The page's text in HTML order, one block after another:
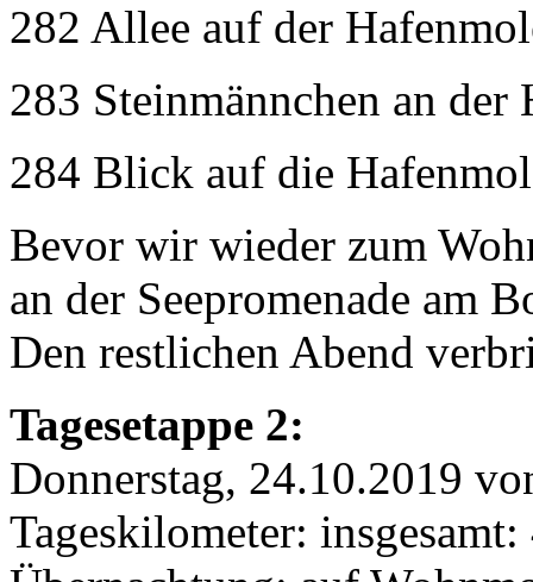
282 Allee auf der
283 Steinmännchen an
284 Blick auf die
Bevor wir wieder zum
an der Seepromenade am
Den restlichen Abend
Tagesetappe 2:
Donnerstag, 24.10.2019
Tageskilometer: